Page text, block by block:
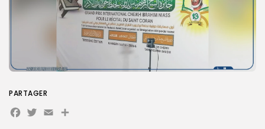
PARTAGER
Facebook
Twitter
EmailPartager